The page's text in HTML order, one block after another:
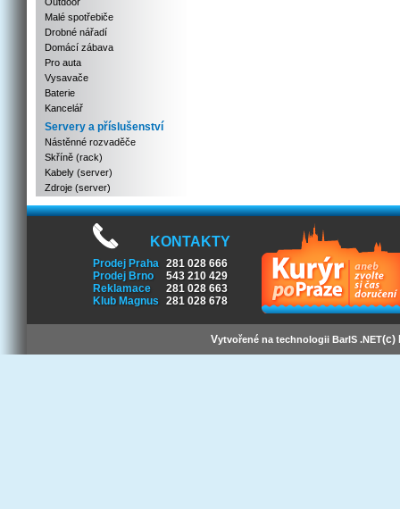
Malé spotřebiče
Drobné nářadí
Domácí zábava
Pro auta
Vysavače
Baterie
Kancelář
Servery a příslušenství
Nástěnné rozvaděče
Skříně (rack)
Kabely (server)
Zdroje (server)
KONTAKTY
Prodej Praha 281 028 666
Prodej Brno
543 210 429
Reklamace
281 028 663
Klub Magnus
281 028 678
Vytvořené na technologii BarIS .NET(c)